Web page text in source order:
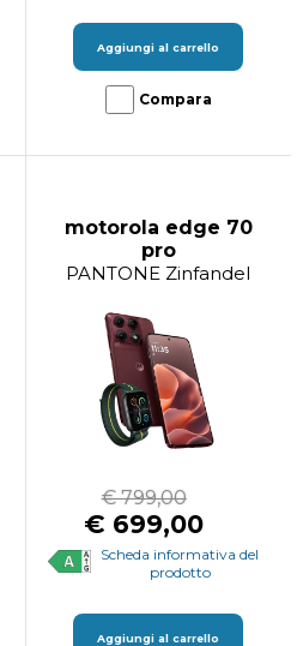
Aggiungi al carrello
Compara
motorola edge 70
pro
PANTONE Zinfandel
€ 799,00
€ 699,00
Scheda informativa del
prodotto
Aggiungi al carrello